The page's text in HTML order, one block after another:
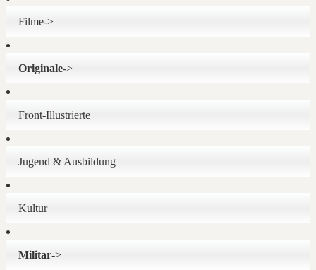
Filme->
Originale->
Front-Illustrierte
Jugend & Ausbildung
Kultur
Militar->